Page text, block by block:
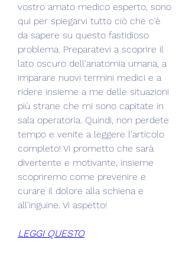
vostro amato medico esperto, sono
qui per spiegarvi tutto ciò che c'è
da sapere su questo fastidioso
problema. Preparatevi a scoprire il
lato oscuro dell'anatomia umana, a
imparare nuovi termini medici e a
ridere insieme a me delle situazioni
più strane che mi sono capitate in
sala operatoria. Quindi, non perdete
tempo e venite a leggere l'articolo
completo! Vi prometto che sarà
divertente e motivante, insieme
scopriremo come prevenire e
curare il dolore alla schiena e
all'inguine. Vi aspetto!
LEGGI QUESTO